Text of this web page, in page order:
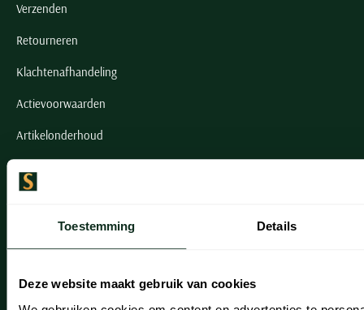
Toestemming Details
Deze website maakt gebruik van cookies
Verzenden
Retourneren
Klachtenafhandeling
Actievoorwaarden
Artikelonderhoud
Onze winkels
Heemstede
Hillegom